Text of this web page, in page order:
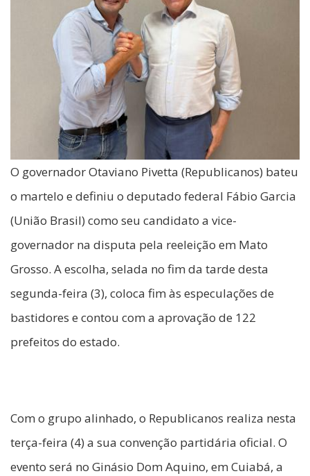
O governador Otaviano Pivetta (Republicanos) bateu
o martelo e definiu o deputado federal Fábio Garcia
(União Brasil) como seu candidato a vice-
governador na disputa pela reeleição em Mato
Grosso. A escolha, selada no fim da tarde desta
segunda-feira (3), coloca fim às especulações de
bastidores e contou com a aprovação de 122
prefeitos do estado.
Com o grupo alinhado, o Republicanos realiza nesta
terça-feira (4) a sua convenção partidária oficial. O
evento será no Ginásio Dom Aquino, em Cuiabá, a